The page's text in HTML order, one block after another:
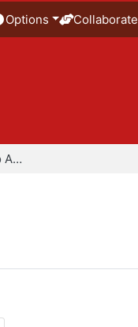
Options Collaborate
Especialidad en Diseño Ambiental